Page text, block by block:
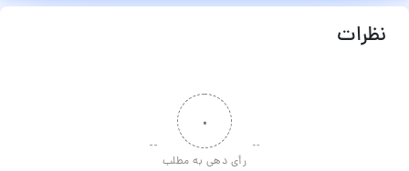
نظرات
۰
رأی دهی به مطلب